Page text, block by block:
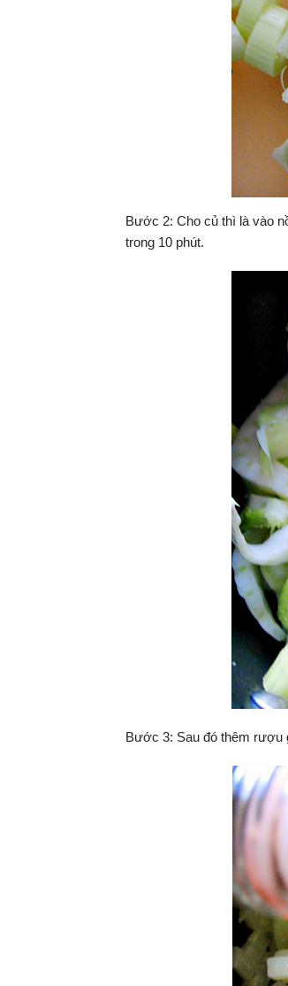
Bước 2: Cho củ thì là vào
trong 10 phút.
Bước 3: Sau đó thêm rượu